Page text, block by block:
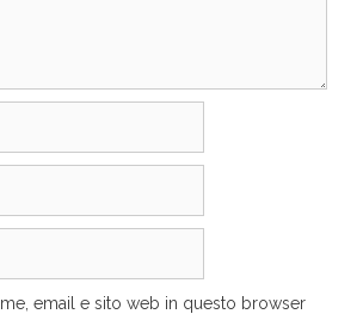
email e sito web in questo browser